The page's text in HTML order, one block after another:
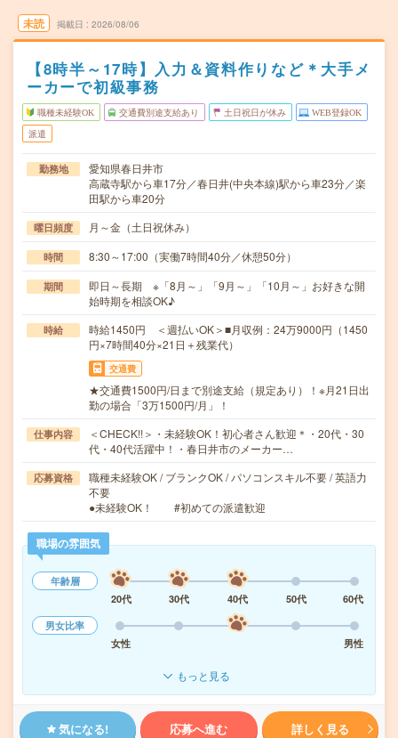
未読 掲載日 2026/08/06
【8時半～17時】入力＆資料作りなど＊大手メ
ーカーで初級事務
職種未経験OK 交通費別途支給あり 土日祝日が休み WEB登録OK
派遣
勤務地
愛知県春日井市
高蔵寺駅から車17分／春日井(中央本線)駅から車23分／楽
田駅から車20分
曜日頻度 月～金（土日祝休み）
時間 8:30～17:00（実働7時間40分／休憩50分）
期間
即日～長期 ※「8月～」「9月～」「10月～」お好きな開
始時期を相談OK♪
時給
時給1450円 ＜週払いOK＞■月収例：24万9000円（1450
円×7時間40分×21日＋残業代）
交通費
★交通費1500円/日まで別途支給（規定あり）！※月21日出
勤の場合「3万1500円/月」！
仕事内容
＜CHECK!!＞・未経験OK！初心者さん歓迎＊・20代・30
代・40代活躍中！・春日井市のメーカー…
応募資格
職種未経験OK / ブランクOK / パソコンスキル不要 / 英語力
不要
●未経験OK！ #初めての派遣歓迎
職場の雰囲気
年齢層
20代
30代 40代 50代
60代
男女比率
女性
男性
もっと見る
気になる! 応募へ進む 詳しく見る